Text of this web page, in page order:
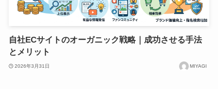
自社ECサイトのオーガニック戦略｜成功させる手法
とメリット
2026年3月31日 MIYAGI